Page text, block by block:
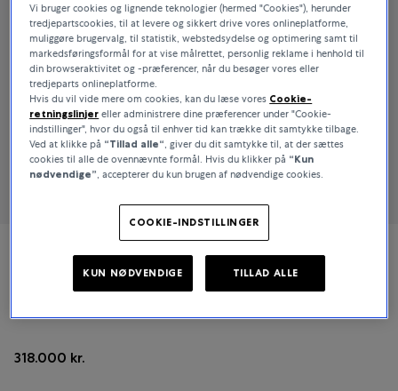
Bucherer Fine Jewellery
318.000 kr.
Vi bruger cookies og lignende teknologier (hermed "Cookies"), herunder
tredjepartscookies, til at levere og sikkert drive vores onlineplatforme,
muliggøre brugervalg, til statistik, webstedsydelse og optimering samt til
markedsføringsformål for at vise målrettet, personlig reklame i henhold til
din browseraktivitet og -præferencer, når du besøger vores eller
tredjeparts onlineplatforme.
Hvis du vil vide mere om cookies, kan du læse vores Cookie-
retningslinjer eller administrere dine præferencer under "Cookie-
indstillinger", hvor du også til enhver tid kan trække dit samtykke tilbage.
Ved at klikke på “Tillad alle“, giver du dit samtykke til, at der sættes
cookies til alle de ovennævnte formål. Hvis du klikker på “Kun
nødvendige”, accepterer du kun brugen af nødvendige cookies.
COOKIE-INDSTILLINGER
KUN NØDVENDIGE TILLAD ALLE